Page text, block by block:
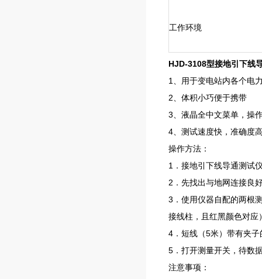
工作环境
HJD-3108型接地引下线
1、用于变电站内各个电
2、体积小巧便于携带
3、液晶全中文菜单，操
4、测试速度快，准确度
操作方法：
1．接地引下线导通测试
2．先找出与地网连接良
3．使用仪器自配的两根
接线柱，且红黑颜色对应
4．短线（5米）带有夹
5．打开测量开关，待数
注意事项：